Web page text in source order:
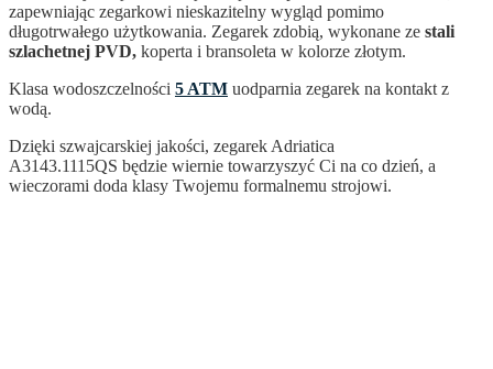
zapewniając zegarkowi nieskazitelny wygląd pomimo
długotrwałego użytkowania. Zegarek zdobią, wykonane ze stali
szlachetnej PVD, koperta i bransoleta w kolorze złotym.
Klasa wodoszczelności 5 ATM uodparnia zegarek na kontakt z
wodą.
Dzięki szwajcarskiej jakości, zegarek Adriatica
A3143.1115QS będzie wiernie towarzyszyć Ci na co dzień, a
wieczorami doda klasy Twojemu formalnemu strojowi.